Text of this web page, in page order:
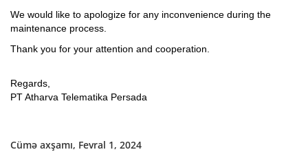
We would like to apologize for any inconvenience during the
maintenance process.
Thank you for your attention and cooperation.
Regards,
PT Atharva Telematika Persada
Cümə axşamı, Fevral 1, 2024